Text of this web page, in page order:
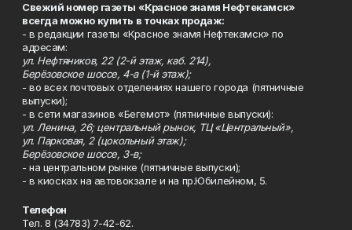
Свежий номер газеты «Красное знамя Нефтекамск»
всегда можно купить в точках продаж:
- в редакции газеты «Красное знамя Нефтекамск» по
адресам:
ул. Нефтяников, 22 (2-й этаж, каб. 214),
Берёзовское шоссе, 4-а (1-й этаж);
- во всех почтовых отделениях нашего города (пятничные
выпуски);
- в сети магазинов «Бегемот» (пятничные выпуски):
ул. Ленина, 26; центральный рынок, ТЦ «Центральный»,
ул. Парковая, 2 (цокольный этаж);
Берёзовское шоссе, 3-в;
- на центральном рынке (пятничные выпуски);
- в киосках на автовокзале и на пр.Юбилейном, 5.
Телефон
Тел. 8 (34783) 7-42-62.